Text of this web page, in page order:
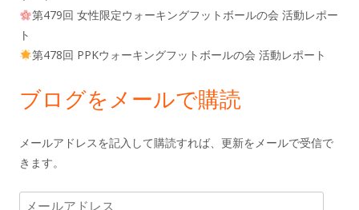
第479回 女性限定ウォーキングフットボールの会 活動レポー
ト
第478回 PPKウォーキングフットボールの会 活動レポート
ブログをメールで購読
メールアドレスを記入して購読すれば、更新をメールで受信で
きます。
メ